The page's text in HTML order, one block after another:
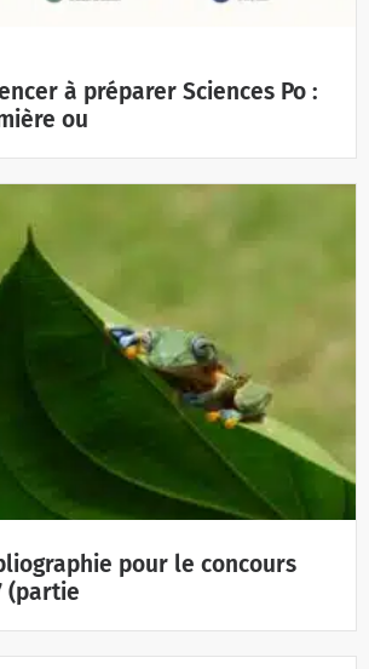
à préparer Sciences Po :
ou
pour le concours
(partie